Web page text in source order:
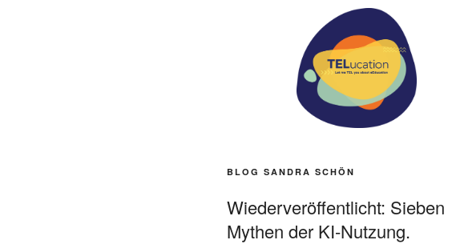
BLOG SANDRA SCHÖN
Wiederveröffentlicht: Sieben
Mythen der KI-Nutzung.